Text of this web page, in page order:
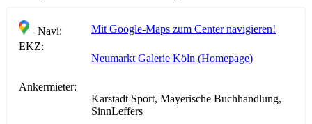
Navi:
Mit Google-Maps zum Center navigieren!
EKZ:
Neumarkt Galerie Köln (Homepage)
Ankermieter:
Karstadt Sport, Mayerische Buchhandlung,
SinnLeffers